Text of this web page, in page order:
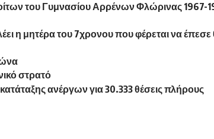
του Γυμνασίου Αρρένων Φλώρινας 1967-
η μητέρα του 7χρονου που φέρεται να
στρατό
ανέργων για 30.333 θέσεις πλήρους